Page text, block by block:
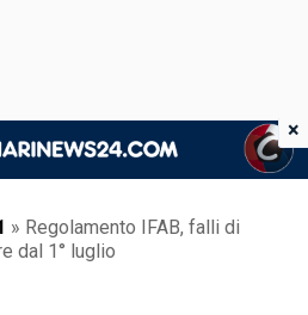
» Regolamento IFAB, falli di
dal 1° luglio
×